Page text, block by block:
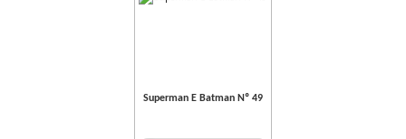
Superman E Batman Nº 49